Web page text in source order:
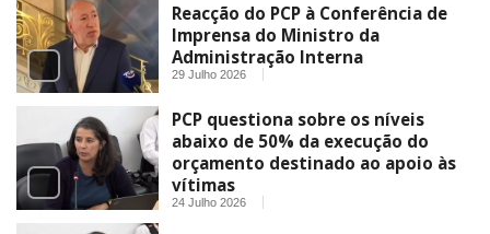
Reacção do PCP à Conferência de
Imprensa do Ministro da
Administração Interna
29 Julho 2026
PCP questiona sobre os níveis
abaixo de 50% da execução do
orçamento destinado ao apoio às
vítimas
24 Julho 2026